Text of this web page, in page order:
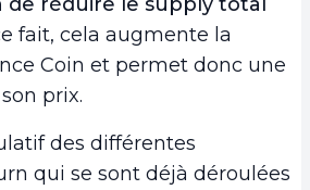
fait, cela augmente la
Coin et permet donc une
prix.
des différentes
qui se sont déjà déroulées